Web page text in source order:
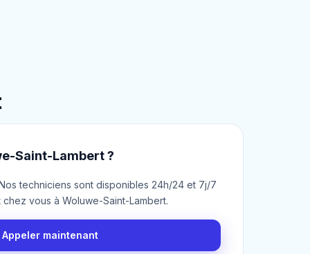
Saint-Lambert ?
techniciens sont disponibles 24h/24 et 7j/7
vous à Woluwe-Saint-Lambert.
Appeler maintenant